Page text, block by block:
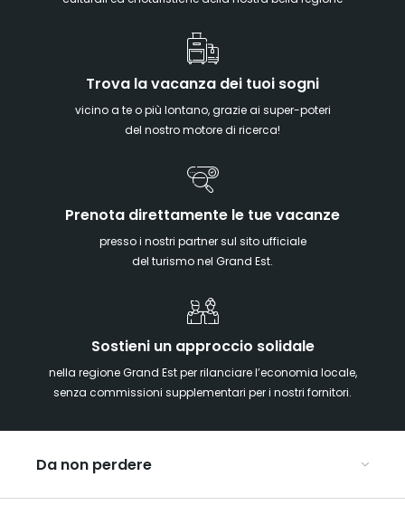
Trova la vacanza dei tuoi sogni
vicino a te o più lontano, grazie ai super-poteri
del nostro motore di ricerca!
Prenota direttamente le tue vacanze
presso i nostri partner sul sito ufficiale
del turismo nel Grand Est.
Sostieni un approccio solidale
nella regione Grand Est per rilanciare l’economia locale,
senza commissioni supplementari per i nostri fornitori.
Da non perdere